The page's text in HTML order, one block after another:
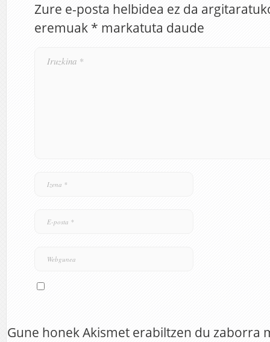
Zure e-posta helbidea ez da
eremuak * markatuta daude
Gune honek Akismet erabiltzen du zaborra